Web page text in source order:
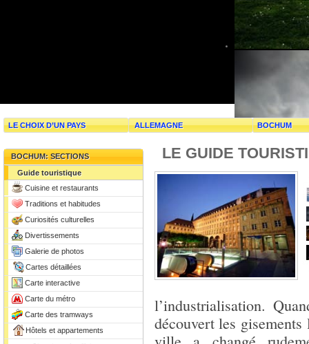
LE CHOIX D’UN PAYS ALLEMAGNE BOCHUM
BOCHUM: SECTIONS
Guide touristique
Cuisine et restaurants
Traditions et habitudes
Curiosités culturelles
Divertissements
Galerie de photos
Cartes détaillées
Carte interactive
Carte du métro
Carte des tramways
Hôtels et appartements
LE GUIDE
l’industrialisation.
découvert les